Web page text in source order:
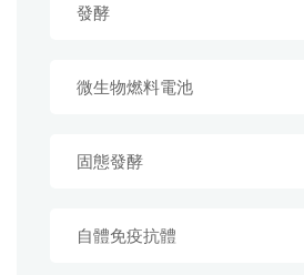
發酵
微生物燃料電池
固態發酵
自體免疫抗體